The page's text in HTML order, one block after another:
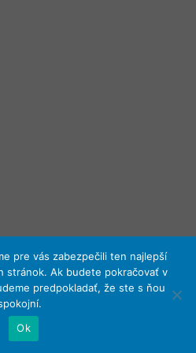
pre vás zabezpečili ten najlepší
stránok. Ak budete pokračovať v
predpokladať, že ste s ňou
Ok